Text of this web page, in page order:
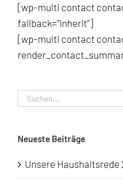
[wp-multi contact
fallback=“inherit“]
[wp-multi contact
Suche
Neueste Beiträge
Unsere Haushaltsrede